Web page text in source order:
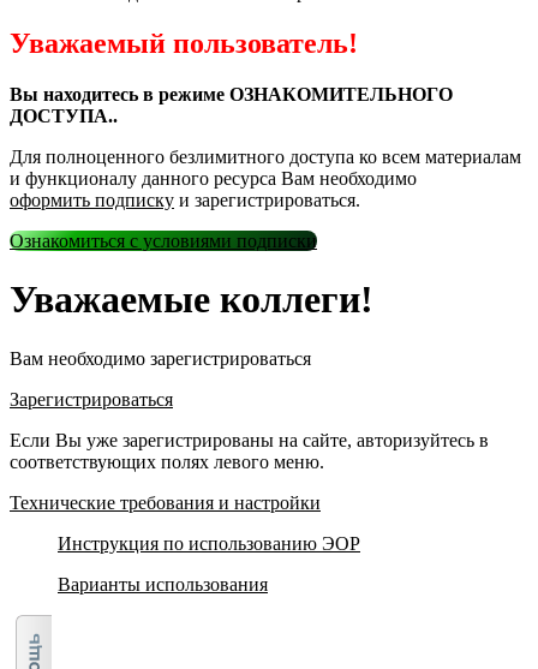
Уважаемый пользователь!
Вы находитесь в режиме ОЗНАКОМИТЕЛЬНОГО
ДОСТУПА..
Для полноценного безлимитного доступа ко всем материалам
и функционалу данного ресурса Вам необходимо
оформить подписку и зарегистрироваться.
Ознакомиться с условиями подписки
Уважаемые коллеги!
Вам необходимо зарегистрироваться
Зарегистрироваться
Если Вы уже зарегистрированы на сайте, авторизуйтесь в
соответствующих полях левого меню.
Технические требования и настройки
Инструкция по использованию ЭОР
Варианты использования